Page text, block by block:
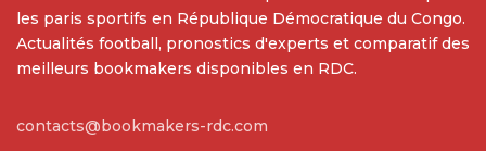
les paris sportifs en République Démocratique du Congo.
Actualités football, pronostics d'experts et comparatif des
meilleurs bookmakers disponibles en RDC.
contacts@bookmakers-rdc.com